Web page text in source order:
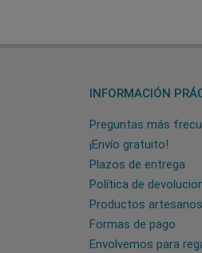
INFORMACIÓN
Preguntas más
¡Envío gratuito!
Plazos de entrega
Política de
Productos artesanos
Formas de pago
Envolvemos para